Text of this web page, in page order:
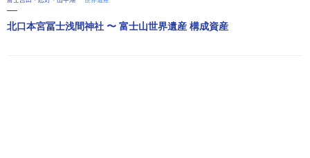
北口本宮冨士浅間神社 〜 富士山世界遺産 構成資産